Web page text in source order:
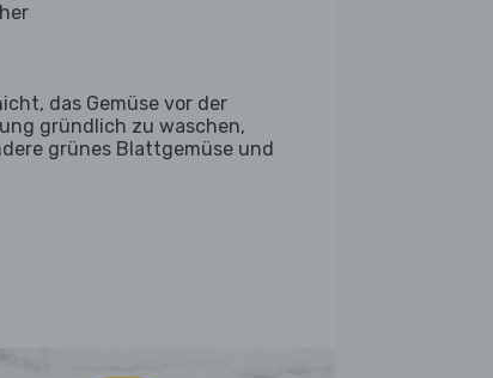
das Gemüse vor der
gründlich zu waschen,
grünes Blattgemüse und